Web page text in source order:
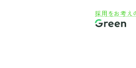
採用をお考え